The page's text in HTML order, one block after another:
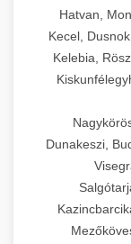
Hatvan,
Kecel,
Kelebia,
Dunakeszi,